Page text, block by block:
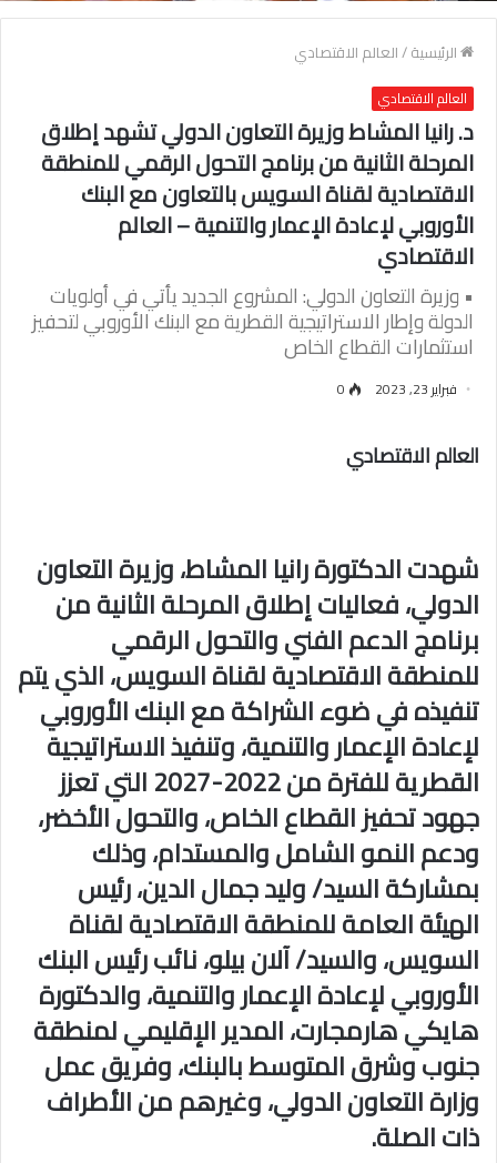
الرئيسية/العالم الاقتصادي
العالم الاقتصادي
د. رانيا المشاط وزيرة التعاون الدولي تشهد إطلاق
المرحلة الثانية من برنامج التحول الرقمي للمنطقة
الاقتصادية لقناة السويس بالتعاون مع البنك
الأوروبي لإعادة الإعمار والتنمية – العالم
الاقتصادي
• وزيرة التعاون الدولي: المشروع الجديد يأتي في أولويات
الدولة وإطار الاستراتيجية القطرية مع البنك الأوروبي لتحفيز
استثمارات القطاع الخاص
فبراير 23, 2023 0
العالم الاقتصادي
شهدت الدكتورة رانيا المشاط، وزيرة التعاون
الدولي، فعاليات إطلاق المرحلة الثانية من
برنامج الدعم الفني والتحول الرقمي
للمنطقة الاقتصادية لقناة السويس، الذي يتم
تنفيذه في ضوء الشراكة مع البنك الأوروبي
لإعادة الإعمار والتنمية، وتنفيذ الاستراتيجية
القطرية للفترة من 2022-2027 التي تعزز
جهود تحفيز القطاع الخاص، والتحول الأخضر،
ودعم النمو الشامل والمستدام، وذلك
بمشاركة السيد/ وليد جمال الدين، رئيس
الهيئة العامة للمنطقة الاقتصادية لقناة
السويس، والسيد/ آلان بيلو، نائب رئيس البنك
الأوروبي لإعادة الإعمار والتنمية، والدكتورة
هايكي هارمجارت، المدير الإقليمي لمنطقة
جنوب وشرق المتوسط بالبنك، وفريق عمل
وزارة التعاون الدولي، وغيرهم من الأطراف
ذات الصلة.